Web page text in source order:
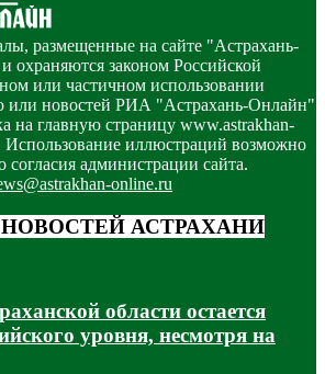
размещенные на сайте "Астрахань-
законом Российской
или частичном использовании
или новостей РИА "Астрахань-Онлайн"
на главную страницу www.astrakhan-
Использование иллюстраций возможно
согласия администрации сайта.
online.ru
АСТРАХАНИ
области остается
уровня, несмотря на